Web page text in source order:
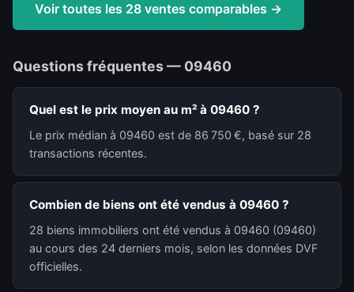
Voir toutes les 28 ventes comparables →
Questions fréquentes — 09460
Quel est le prix moyen au m² à 09460 ?
Le prix médian à 09460 est de 86 750 €, basé sur 28
transactions récentes.
Combien de biens ont été vendus à 09460 ?
28 biens immobiliers ont été vendus à 09460 (09460)
au cours des 24 derniers mois, selon les données DVF
officielles.